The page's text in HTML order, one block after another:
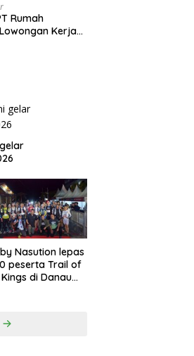
Rumah
Kerja
Nasution lepas
peserta Trail of
di Danau